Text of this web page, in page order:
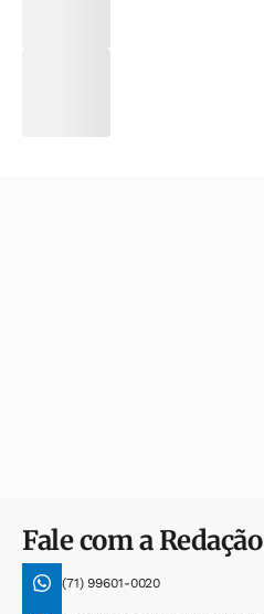
Fale com a Redação
(71) 99601-0020